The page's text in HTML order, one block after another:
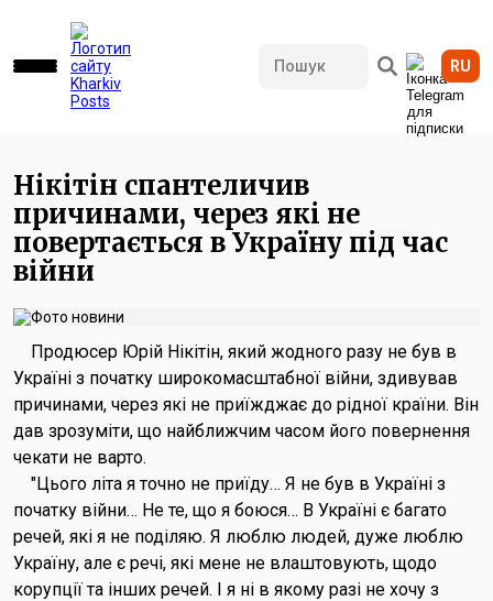
RU
793 переглядів • 05.06.2026 15:23
Нікітін спантеличив
причинами, через які не
повертається в Україну під час
війни
Продюсер Юрій Нікітін, який жодного разу не був в
Україні з початку широкомасштабної війни, здивував
причинами, через які не приїжджає до рідної країни. Він
дав зрозуміти, що найближчим часом його повернення
чекати не варто.
"Цього літа я точно не приїду… Я не був в Україні з
початку війни… Не те, що я боюся… В Україні є багато
речей, які я не поділяю. Я люблю людей, дуже люблю
Україну, але є речі, які мене не влаштовують, щодо
корупції та інших речей. І я ні в якому разі не хочу з